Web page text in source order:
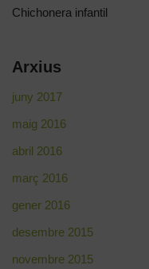
Chichonera infantil
Arxius
juny 2017
maig 2016
abril 2016
març 2016
gener 2016
desembre 2015
novembre 2015